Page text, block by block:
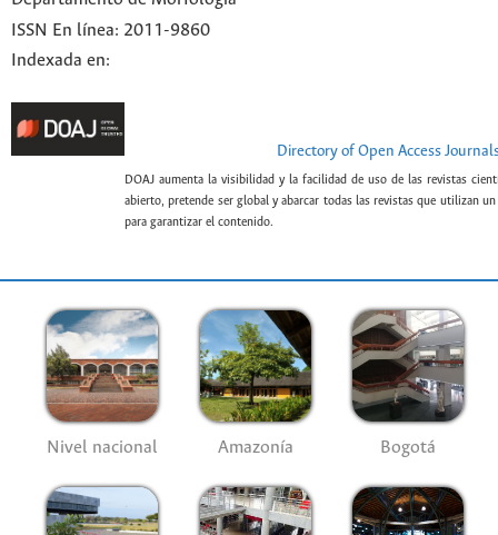
ISSN En línea: 2011-9860
Indexada en:
Directory of Open Access
DOAJ aumenta la visibilidad y la facilidad de uso de las revistas
abierto, pretende ser global y abarcar todas las revistas que utilizan
para garantizar el contenido.
Nivel nacional Amazonía Bogotá